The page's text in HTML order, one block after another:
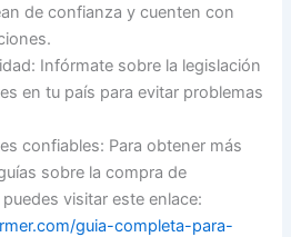
de confianza y cuenten con
Infórmate sobre la legislación
en tu país para evitar problemas
confiables: Para obtener más
sobre la compra de
visitar este enlace:
guia-completa-para-